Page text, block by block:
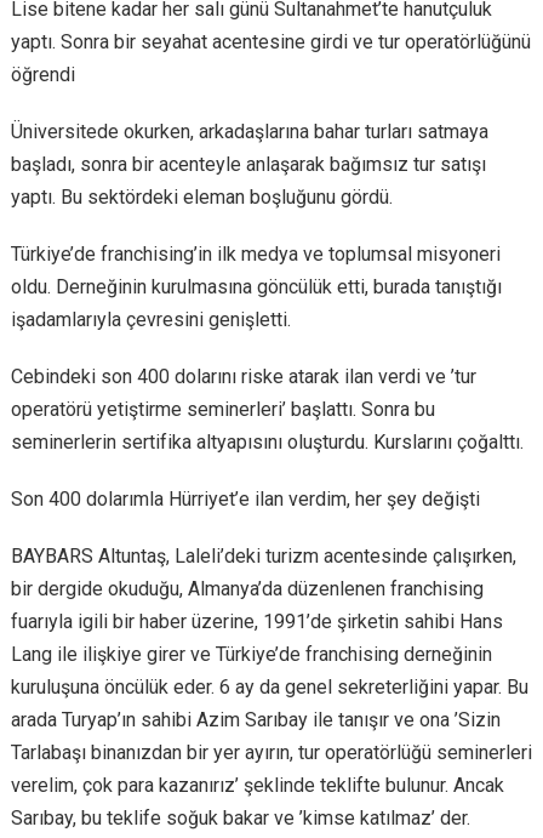
Lise bitene kadar her salı günü Sultanahmet’te hanutçuluk
yaptı. Sonra bir seyahat acentesine girdi ve tur operatörlüğünü
öğrendi
Üniversitede okurken, arkadaşlarına bahar turları satmaya
başladı, sonra bir acenteyle anlaşarak bağımsız tur satışı
yaptı. Bu sektördeki eleman boşluğunu gördü.
Türkiye’de franchising’in ilk medya ve toplumsal misyoneri
oldu. Derneğinin kurulmasına göncülük etti, burada tanıştığı
işadamlarıyla çevresini genişletti.
Cebindeki son 400 dolarını riske atarak ilan verdi ve ’tur
operatörü yetiştirme seminerleri’ başlattı. Sonra bu
seminerlerin sertifika altyapısını oluşturdu. Kurslarını çoğalttı.
Son 400 dolarımla Hürriyet’e ilan verdim, her şey değişti
BAYBARS Altuntaş, Laleli’deki turizm acentesinde çalışırken,
bir dergide okuduğu, Almanya’da düzenlenen franchising
fuarıyla igili bir haber üzerine, 1991’de şirketin sahibi Hans
Lang ile ilişkiye girer ve Türkiye’de franchising derneğinin
kuruluşuna öncülük eder. 6 ay da genel sekreterliğini yapar. Bu
arada Turyap’ın sahibi Azim Sarıbay ile tanışır ve ona ’Sizin
Tarlabaşı binanızdan bir yer ayırın, tur operatörlüğü seminerleri
verelim, çok para kazanırız’ şeklinde teklifte bulunur. Ancak
Sarıbay, bu teklife soğuk bakar ve ’kimse katılmaz’ der.